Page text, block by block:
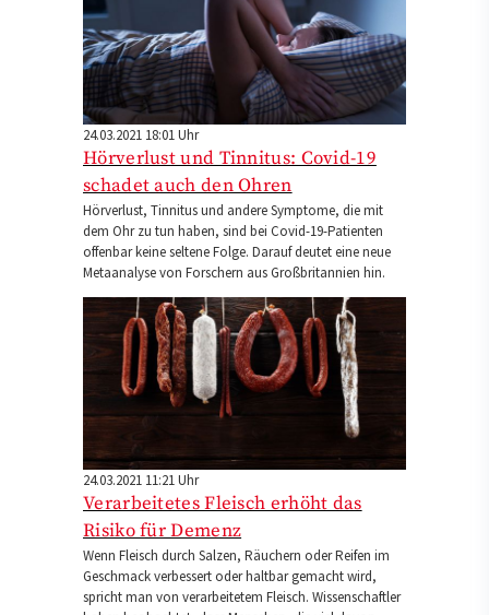
24.03.2021 18:01 Uhr
Hörverlust und Tinnitus: Covid-19
schadet auch den Ohren
Hörverlust, Tinnitus und andere Symptome, die mit
dem Ohr zu tun haben, sind bei Covid-19-Patienten
offenbar keine seltene Folge. Darauf deutet eine neue
Metaanalyse von Forschern aus Großbritannien hin.
24.03.2021 11:21 Uhr
Verarbeitetes Fleisch erhöht das
Risiko für Demenz
Wenn Fleisch durch Salzen, Räuchern oder Reifen im
Geschmack verbessert oder haltbar gemacht wird,
spricht man von verarbeitetem Fleisch. Wissenschaftler